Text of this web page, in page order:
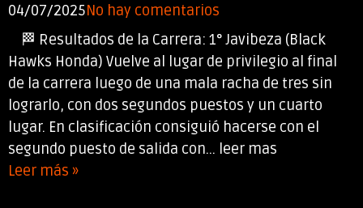
04/07/2025No hay comentarios
🏁 Resultados de la Carrera: 1° Javibeza (Black
Hawks Honda) Vuelve al lugar de privilegio al final
de la carrera luego de una mala racha de tres sin
lograrlo, con dos segundos puestos y un cuarto
lugar. En clasificación consiguió hacerse con el
segundo puesto de salida con... leer mas
Leer más »